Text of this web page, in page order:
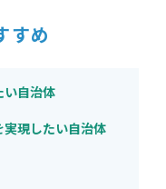
すめ
い自治体
現したい自治体